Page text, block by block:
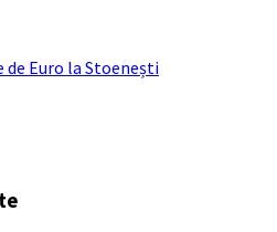
de Euro la Stoenești